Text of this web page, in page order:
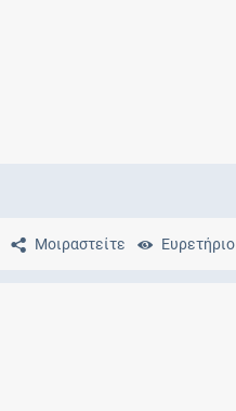
Μοιραστείτε Ευρετήριο